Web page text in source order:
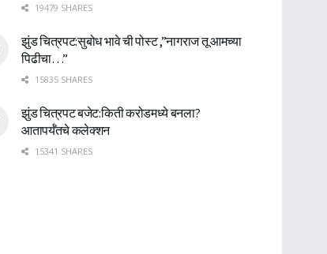
19479 SHARES
झुंड चित्रपट:सुबोध भावे ची पोस्ट ,”नागराज तू आमच्या
पिढीचा…”
15835 SHARES
झुंड चित्रपट बजेट:किती करोडमध्ये बनला?
आतापर्यँतचे कलेक्शन
15341 SHARES